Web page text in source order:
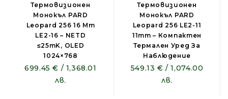
Термовизионен
Монокъл PARD
Leopard 256 16 Mm
LE2-16 – NETD
≤25mK, OLED
1024×768
699.45 € / 1,368.01
лв.
Термовизионен
Монокъл PARD
Leopard 256 LE2-11
11mm – Компактен
Термален Уред За
Наблюдение
549.13 € / 1,074.00
лв.